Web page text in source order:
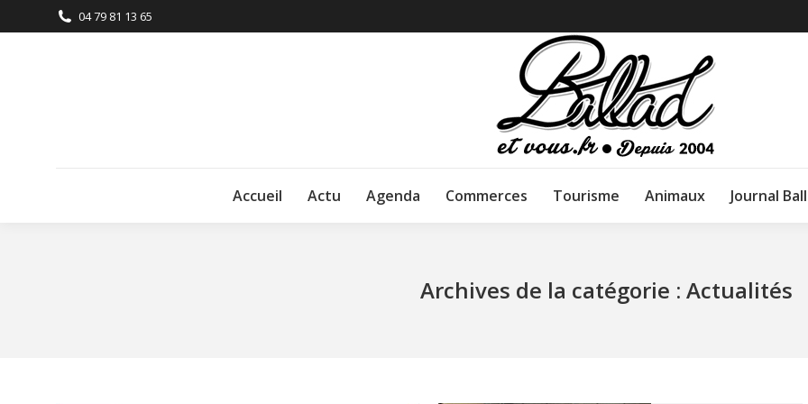
04 79 81 13 65
Accueil Actu Agenda Commerces Tourisme Animaux Journal
Archives de la catégorie : Actualités